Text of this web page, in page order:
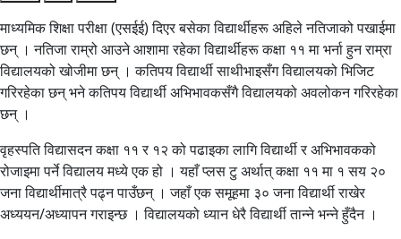
माध्यमिक शिक्षा परीक्षा (एसईई) दिएर बसेका विद्यार्थीहरू अहिले नतिजाको पखाईमा
छन् । नतिजा राम्रो आउने आशामा रहेका विद्यार्थीहरू कक्षा ११ मा भर्ना हुन राम्रा
विद्यालयको खोजीमा छन् । कतिपय विद्यार्थी साथीभाइसँग विद्यालयको भिजिट
गरिरहेका छन् भने कतिपय विद्यार्थी अभिभावकसँगै विद्यालयको अवलोकन गरिरहेका
छन् ।
वृहस्पति विद्यासदन कक्षा ११ र १२ को पढाइका लागि विद्यार्थी र अभिभावकको
रोजाइमा पर्ने विद्यालय मध्ये एक हो । यहाँ प्लस टु अर्थात् कक्षा ११ मा १ सय २०
जना विद्यार्थीमात्रै पढ्न पाउँछन् । जहाँ एक समूहमा ३० जना विद्यार्थी राखेर
अध्ययन/अध्यापन गराइन्छ । विद्यालयको ध्यान धेरै विद्यार्थी तान्ने भन्ने हुँदैन ।